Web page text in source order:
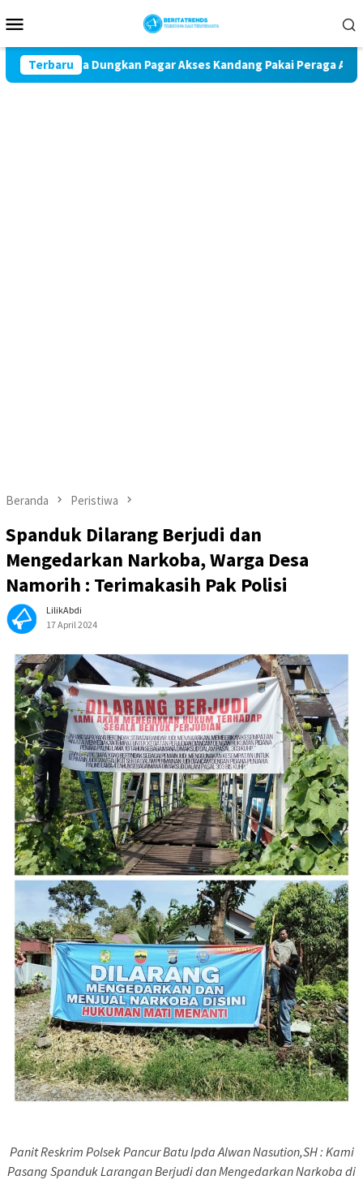
ke
Mobile
Terbaru
Dungkan Pagar Akses Kandang Pakai Peraga Adat
Beranda Peristiwa
Spanduk Dilarang Berjudi dan
Mengedarkan Narkoba, Warga Desa
Namorih : Terimakasih Pak Polisi
LilikAbdi
17 April 2024
Panit Reskrim Polsek Pancur Batu Ipda Alwan Nasution,SH : Kami
Pasang Spanduk Larangan Berjudi dan Mengedarkan Narkoba di